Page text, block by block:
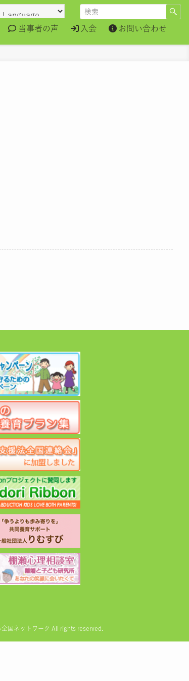
当事者の声 入会 お問い合わせ
国ネットワーク All rights reserved.